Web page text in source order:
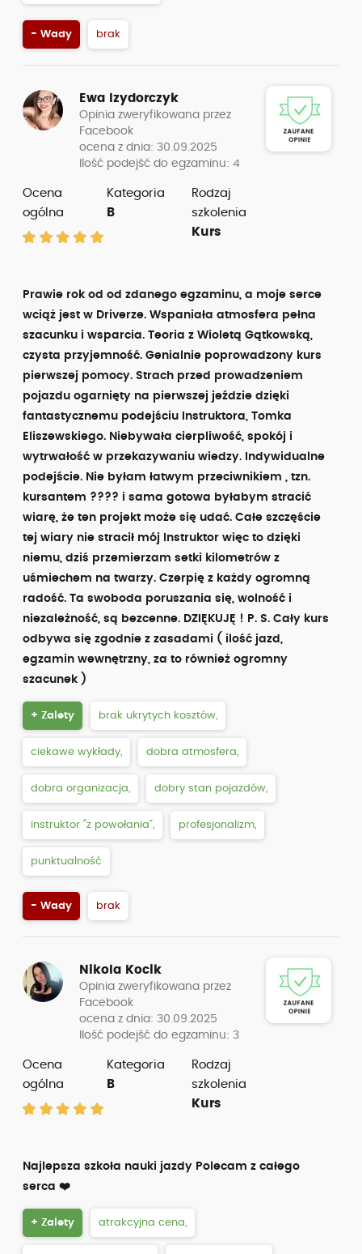
- Wady brak
Ewa Izydorczyk
Opinia zweryfikowana przez
Facebook
ocena z dnia: 30.09.2025
Ilość podejść do egzaminu: 4
Ocena
ogólna
Kategoria
B
Rodzaj
szkolenia
Kurs
Prawie rok od od zdanego egzaminu, a moje serce
wciąż jest w Driverze. Wspaniała atmosfera pełna
szacunku i wsparcia. Teoria z Wioletą Gątkowską,
czysta przyjemność. Genialnie poprowadzony kurs
pierwszej pomocy. Strach przed prowadzeniem
pojazdu ogarnięty na pierwszej jeździe dzięki
fantastycznemu podejściu Instruktora, Tomka
Eliszewskiego. Niebywała cierpliwość, spokój i
wytrwałość w przekazywaniu wiedzy. Indywidualne
podejście. Nie byłam łatwym przeciwnikiem , tzn.
kursantem ???? i sama gotowa byłabym stracić
wiarę, że ten projekt może się udać. Całe szczęście
tej wiary nie stracił mój Instruktor więc to dzięki
niemu, dziś przemierzam setki kilometrów z
uśmiechem na twarzy. Czerpię z każdy ogromną
radość. Ta swoboda poruszania się, wolność i
niezależność, są bezcenne. DZIĘKUJĘ ! P. S. Cały kurs
odbywa się zgodnie z zasadami ( ilość jazd,
egzamin wewnętrzny, za to również ogromny
szacunek )
+ Zalety brak ukrytych kosztów,
ciekawe wykłady, dobra atmosfera,
dobra organizacja, dobry stan pojazdów,
instruktor “z powołania”, profesjonalizm,
punktualność
- Wady brak
Nikola Kocik
Opinia zweryfikowana przez
Facebook
ocena z dnia: 30.09.2025
Ilość podejść do egzaminu: 3
Ocena
ogólna
Kategoria
B
Rodzaj
szkolenia
Kurs
Najlepsza szkoła nauki jazdy Polecam z całego
serca ❤️
+ Zalety atrakcyjna cena,